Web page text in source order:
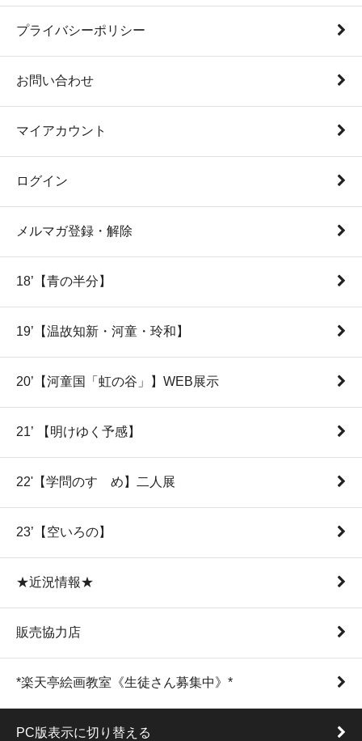
プライバシーポリシー
お問い合わせ
マイアカウント
ログイン
メルマガ登録・解除
18’【青の半分】
19’【温故知新・河童・玲和】
20’【河童国「虹の谷」】WEB展示
21’ 【明けゆく予感】
22'【学問のすゝめ】二人展
23’【空いろの】
★近況情報★
販売協力店
*楽天亭絵画教室《生徒さん募集中》*
PC版表示に切り替える